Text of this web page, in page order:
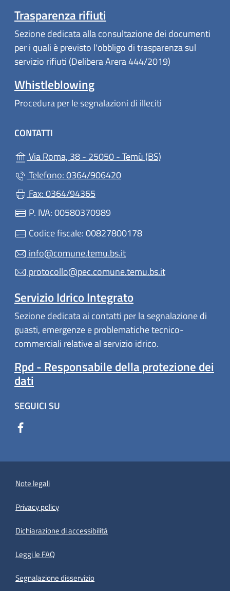
Trasparenza rifiuti
Sezione dedicata alla consultazione dei documenti
per i quali è previsto l'obbligo di trasparenza sul
servizio rifiuti (Delibera Arera 444/2019)
Whistleblowing
Procedura per le segnalazioni di illeciti
CONTATTI
Via Roma, 38 - 25050 - Temù (BS)
Telefono: 0364/906420
Fax: 0364/94365
P. IVA: 00580370989
Codice fiscale: 00827800178
info@comune.temu.bs.it
protocollo@pec.comune.temu.bs.it
Servizio Idrico Integrato
Sezione dedicata ai contatti per la segnalazione di
guasti, emergenze e problematiche tecnico-
commerciali relative al servizio idrico.
Rpd - Responsabile della protezione dei
dati
SEGUICI SU
Note legali
Privacy policy
Dichiarazione di accessibilità
Leggi le FAQ
Segnalazione disservizio